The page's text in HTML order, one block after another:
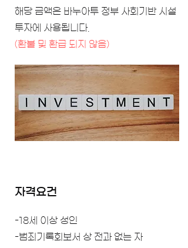
해당 금액은 바누아투 정부 사회기반 시설
투자에 사용됩니다.
​(환불 및 환급 되지 않음)
자격요건
-18세 이상 성인
-범죄기록회보서 상 전과 없는 자